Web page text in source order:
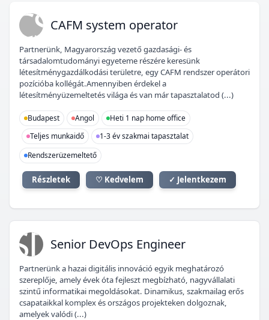
CS CAFM system operator
Partnerünk, Magyarország vezető gazdasági- és
társadalomtudományi egyeteme részére keresünk
létesítménygazdálkodási területre, egy CAFM rendszer operátori
pozícióba kollégát.Amennyiben érdekel a
létesítményüzemeltetés világa és van már tapasztalatod (...)
Budapest Angol
Heti 1 nap home office
Teljes munkaidő
1-3 év szakmai tapasztalat
Rendszerüzemeltető
Részletek ♡ Kedvelem ✓ Jelentkezem
SDSenior DevOps Engineer
Partnerünk a hazai digitális innováció egyik meghatározó
szereplője, amely évek óta fejleszt megbízható, nagyvállalati
szintű informatikai megoldásokat. Dinamikus, szakmailag erős
csapataikkal komplex és országos projekteken dolgoznak,
amelyek valódi (...)